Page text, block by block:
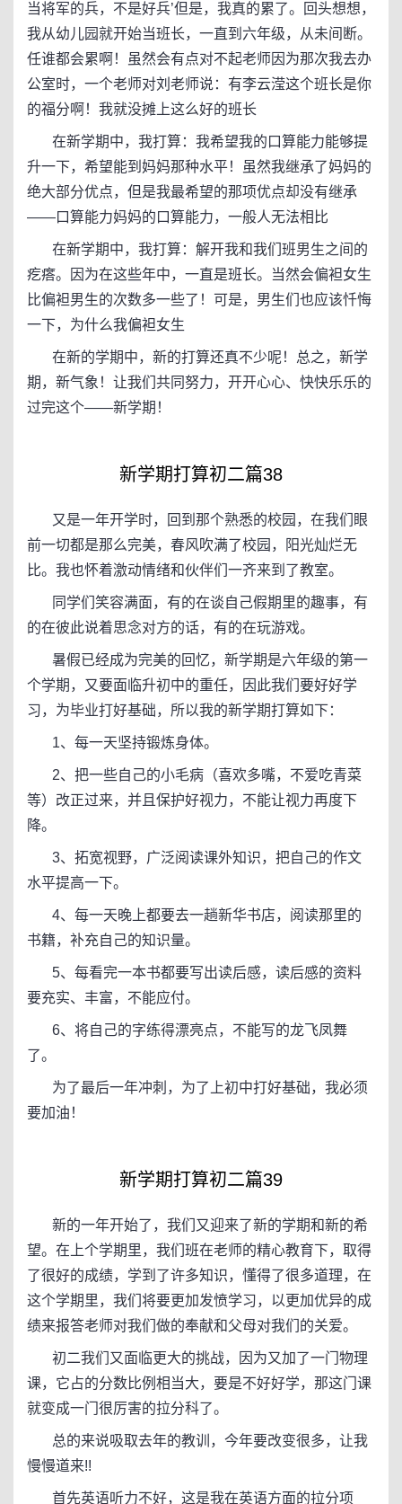
当将军的兵，不是好兵’但是，我真的累了。回头想想，
我从幼儿园就开始当班长，一直到六年级，从未间断。
任谁都会累啊！虽然会有点对不起老师因为那次我去办
公室时，一个老师对刘老师说：有李云滢这个班长是你
的福分啊！我就没摊上这么好的班长
在新学期中，我打算：我希望我的口算能力能够提
升一下，希望能到妈妈那种水平！虽然我继承了妈妈的
绝大部分优点，但是我最希望的那项优点却没有继承
——口算能力妈妈的口算能力，一般人无法相比
在新学期中，我打算：解开我和我们班男生之间的
疙瘩。因为在这些年中，一直是班长。当然会偏袒女生
比偏袒男生的次数多一些了！可是，男生们也应该忏悔
一下，为什么我偏袒女生
在新的学期中，新的打算还真不少呢！总之，新学
期，新气象！让我们共同努力，开开心心、快快乐乐的
过完这个——新学期！
新学期打算初二篇38
又是一年开学时，回到那个熟悉的校园，在我们眼
前一切都是那么完美，春风吹满了校园，阳光灿烂无
比。我也怀着激动情绪和伙伴们一齐来到了教室。
同学们笑容满面，有的在谈自己假期里的趣事，有
的在彼此说着思念对方的话，有的在玩游戏。
暑假已经成为完美的回忆，新学期是六年级的第一
个学期，又要面临升初中的重任，因此我们要好好学
习，为毕业打好基础，所以我的新学期打算如下：
1、每一天坚持锻炼身体。
2、把一些自己的小毛病（喜欢多嘴，不爱吃青菜
等）改正过来，并且保护好视力，不能让视力再度下
降。
3、拓宽视野，广泛阅读课外知识，把自己的作文
水平提高一下。
4、每一天晚上都要去一趟新华书店，阅读那里的
书籍，补充自己的知识量。
5、每看完一本书都要写出读后感，读后感的资料
要充实、丰富，不能应付。
6、将自己的字练得漂亮点，不能写的龙飞凤舞
了。
为了最后一年冲刺，为了上初中打好基础，我必须
要加油！
新学期打算初二篇39
新的一年开始了，我们又迎来了新的学期和新的希
望。在上个学期里，我们班在老师的精心教育下，取得
了很好的成绩，学到了许多知识，懂得了很多道理，在
这个学期里，我们将要更加发愤学习，以更加优异的成
绩来报答老师对我们做的奉献和父母对我们的关爱。
初二我们又面临更大的挑战，因为又加了一门物理
课，它占的分数比例相当大，要是不好好学，那这门课
就变成一门很厉害的拉分科了。
总的来说吸取去年的教训，今年要改变很多，让我
慢慢道来!!
首先英语听力不好，这是我在英语方面的拉分项